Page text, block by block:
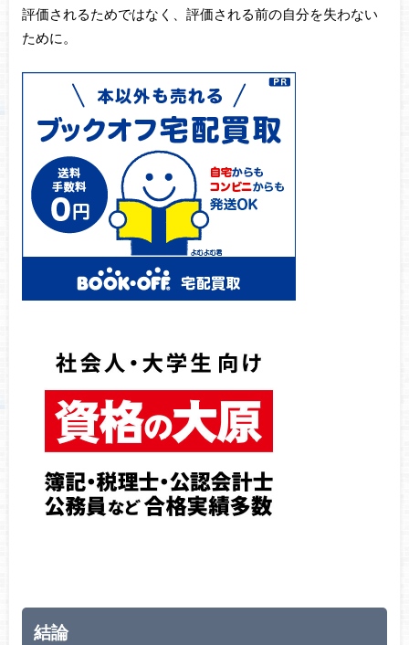
評価されるためではなく、評価される前の自分を失わない
ために。
結論